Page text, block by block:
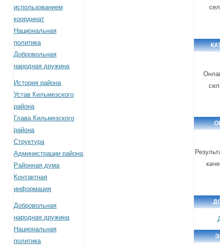
использованием
координат
Национальная
политика
Добровольная
народная дружина
История района
Устав Кильмезского
района
Глава Кильмезского
района
Структура
Администрации района
Районная дума
Контактная
информация
Добровольная
народная дружина
Национальная
политика